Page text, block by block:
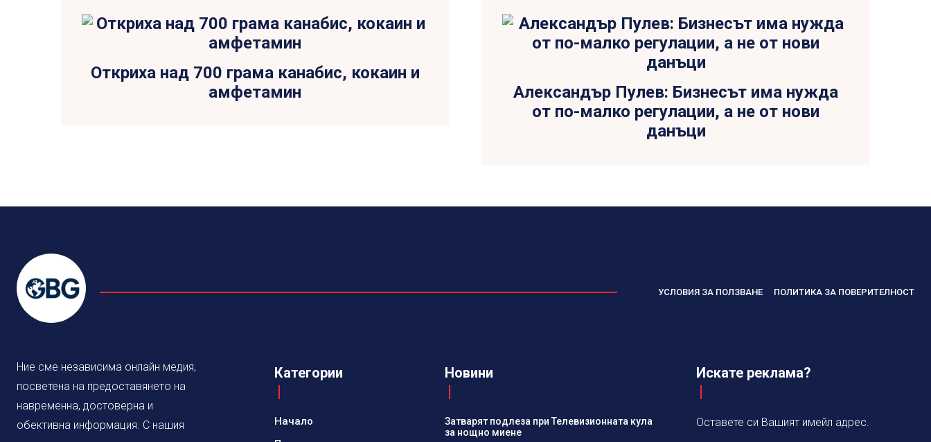
Откриха над 700 грама канабис, кокаин и
амфетамин
Александър Пулев: Бизнесът има нужда
от по-малко регулации, а не от нови
данъци
УСЛОВИЯ ЗА ПОЛЗВАНЕ ПОЛИТИКА ЗА ПОВЕРИТЕЛНОСТ
Ние сме независима онлайн медия,
посветена на предоставянето на
навременна, достоверна и
обективна информация. С нашия
Категории
Начало
Новини
Затварят подлеза при Телевизионната кула
за нощно миене
Искате реклама?
Оставете си Вашият имейл адрес.